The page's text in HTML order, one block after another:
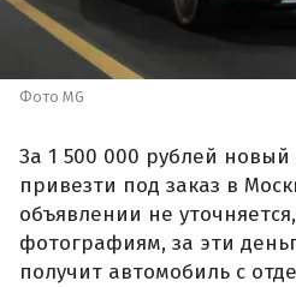
Фото MG
За 1 500 000 рублей новый
привезти под заказ в
объявлении не
фотографиям, за эти
получит автомобиль с